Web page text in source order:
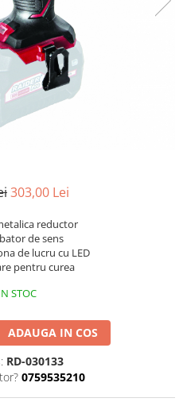
303,00 Lei
reductor
de sens
de lucru cu LED
pentru curea
STOC
ADAUGA IN COS
RD-030133
0759535210